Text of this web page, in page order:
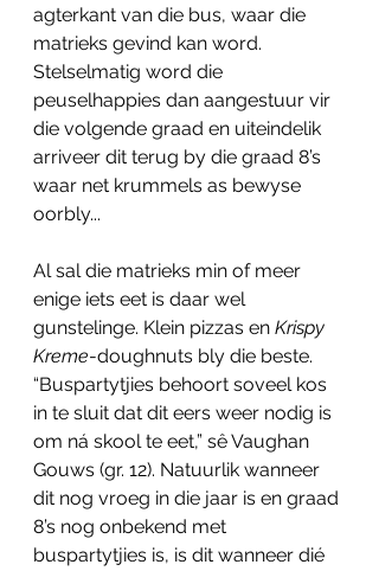
agterkant van die bus, waar die
matrieks gevind kan word.
Stelselmatig word die
peuselhappies dan aangestuur vir
die volgende graad en uiteindelik
arriveer dit terug by die graad 8’s
waar net krummels as bewyse
oorbly...
Al sal die matrieks min of meer
enige iets eet is daar wel
gunstelinge. Klein pizzas en Krispy
Kreme-doughnuts bly die beste.
“Buspartytjies behoort soveel kos
in te sluit dat dit eers weer nodig is
om ná skool te eet,” sê Vaughan
Gouws (gr. 12). Natuurlik wanneer
dit nog vroeg in die jaar is en graad
8’s nog onbekend met
buspartytjies is, is dit wanneer dié